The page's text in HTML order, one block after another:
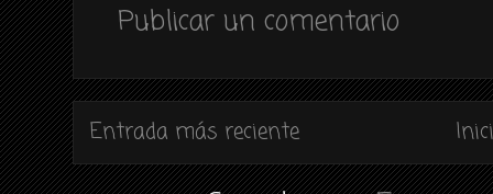
Publicar un comentario
Entrada más reciente